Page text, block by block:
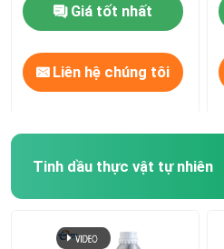
Giá tốt nhất
Liên hệ chúng tôi
Tinh dầu thực vật tự nhiên